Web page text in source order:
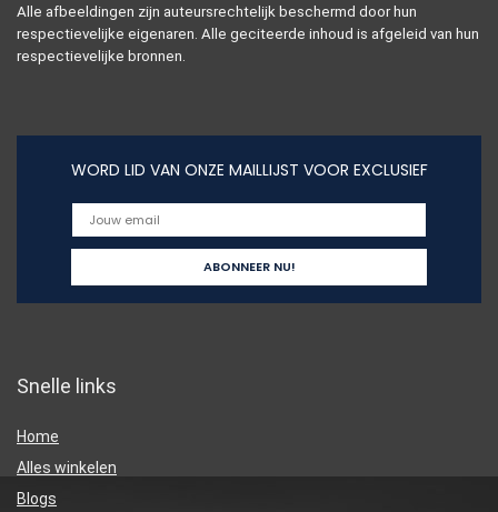
Alle afbeeldingen zijn auteursrechtelijk beschermd door hun
respectievelijke eigenaren. Alle geciteerde inhoud is afgeleid van hun
respectievelijke bronnen.
WORD LID VAN ONZE MAILLIJST VOOR EXCLUSIEF
Snelle links
Home
Alles winkelen
Blogs